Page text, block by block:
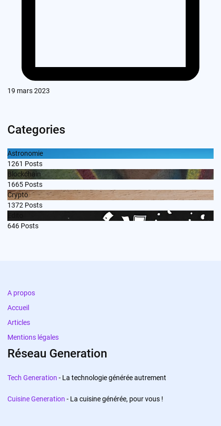
19 mars 2023
Categories
Astronomie
1261 Posts
Blockchain
1665 Posts
Crypto
1372 Posts
646 Posts
A propos
Accueil
Articles
Mentions légales
Réseau Generation
Tech Generation - La technologie générée autrement
Cuisine Generation - La cuisine générée, pour vous !